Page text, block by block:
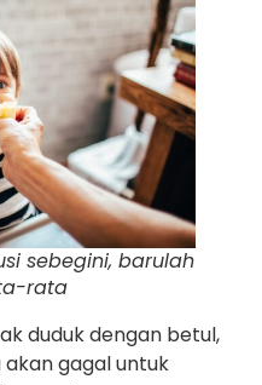
sebegini, barulah
rata
duduk dengan betul,
gagal untuk